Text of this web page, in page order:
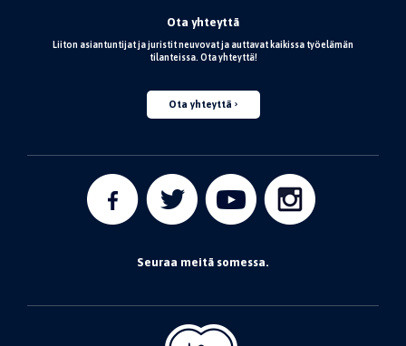
Ota yhteyttä
Liiton asiantuntijat ja juristit neuvovat ja auttavat kaikissa työelämän
tilanteissa. Ota yhteyttä!
Ota yhteyttä
Seuraa meitä somessa.